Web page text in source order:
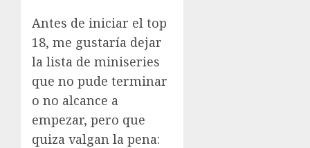
Antes de iniciar el top
18, me gustaría dejar
la lista de miniseries
que no pude terminar
o no alcance a
empezar, pero que
quiza valgan la pena: